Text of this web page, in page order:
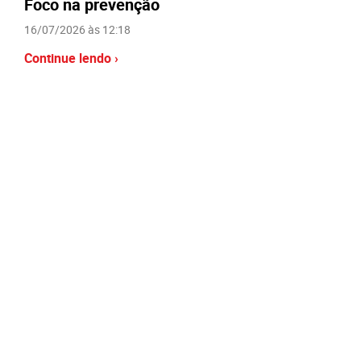
16/07/2026 às 12:18
Continue lendo ›